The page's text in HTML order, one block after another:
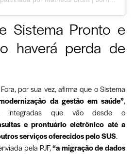
Sistema Pronto e
haverá perda de
por sua vez, afirma que o Sistema
da gestão em saúde”,
integradas que vão desde o
e prontuário eletrônico até a
serviços oferecidos pelo SUS.
pela PJF,“a migração de dados